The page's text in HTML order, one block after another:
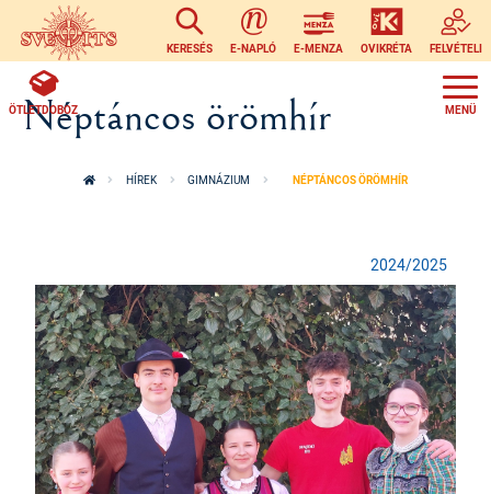
Ugrás a tartalomra
KERESÉS E-NAPLÓ E-MENZA OVIKRÉTA FELVÉTELI
ÖTLETDOBOZ
Néptáncos örömhír
HÍREK GIMNÁZIUM NÉPTÁNCOS ÖRÖMHÍR
2024/2025